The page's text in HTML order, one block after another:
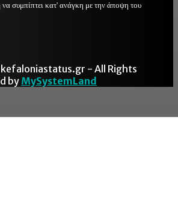
συμπίπτει κατ' ανάγκη με την άποψη του
- All Rights
by MySystemLand